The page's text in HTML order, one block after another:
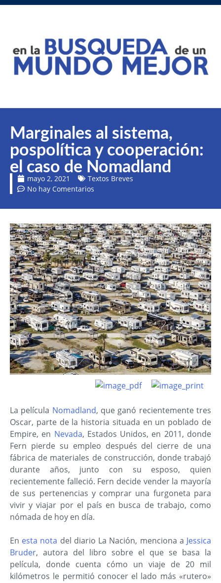
Marginales al sistema,
pospolítica y cooperación:
el caso de Nomadland
mayo 2, 2021
Textos Breves
No hay Comentarios
La película Nomadland, que ganó recientemente tres
Oscar, parte de la historia situada en un poblado de
Empire, en Nevada, Estados Unidos, en 2011, donde
Fern pierde su empleo después del cierre de una
fábrica de materiales de construcción, donde trabajó
durante años, junto con su esposo, quien
recientemente falleció. Fern decide vender la mayoría
de sus pertenencias y comprar una furgoneta para
vivir y viajar por el país en busca de trabajo, como
nómada de hoy en día.
En esta nota del diario La Nación, menciona a Jessica
Bruder, autora del libro sobre el que se basa la
película, donde cuenta cómo un viaje de 20 mil
kilómetros le permitió conocer el lado más «rutero»